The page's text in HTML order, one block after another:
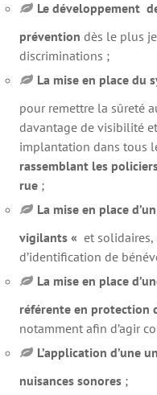
Le développement
prévention dès le plus
discriminations ;
La mise en place du
pour remettre la sûreté
davantage de visibilité
implantation dans tous
rassemblant les
rue;
La mise en place
vigilants « et
d’identification de
La mise en place
référente en protection
notamment afin d’agir
L’application d’une
nuisances sonores;